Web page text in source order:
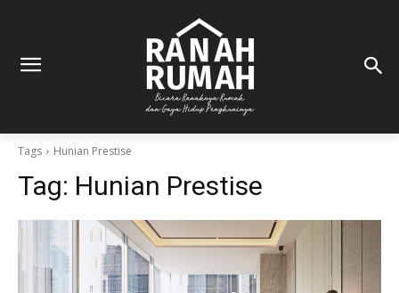
Tags Hunian Prestise
Tag: Hunian Prestise